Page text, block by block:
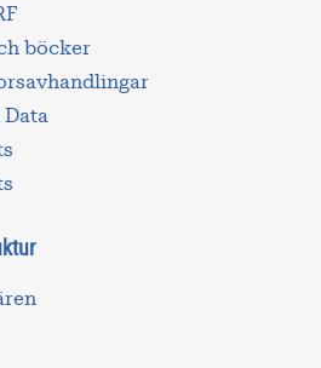
böcker
Data